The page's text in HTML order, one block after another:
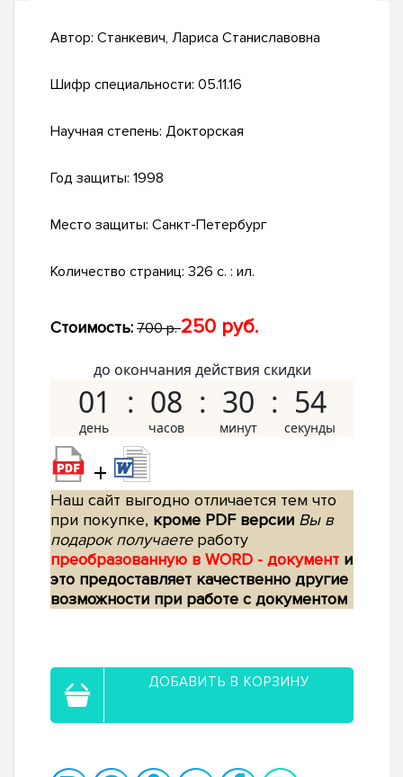
Автор: Станкевич, Лариса Станиславовна
Шифр специальности: 05.11.16
Научная степень: Докторская
Год защиты: 1998
Место защиты: Санкт-Петербург
Количество страниц: 326 с. : ил.
Стоимость: 700 р.250 руб.
до окончания действия скидки
01 08 30 53
+
Наш сайт выгодно отличается тем что
при покупке, кроме PDF версии Вы в
подарок получаетеработу
преобразованную в WORD - документ и
это предоставляет качественно другие
возможности при работе с документом
ДОБАВИТЬ В КОРЗИНУ